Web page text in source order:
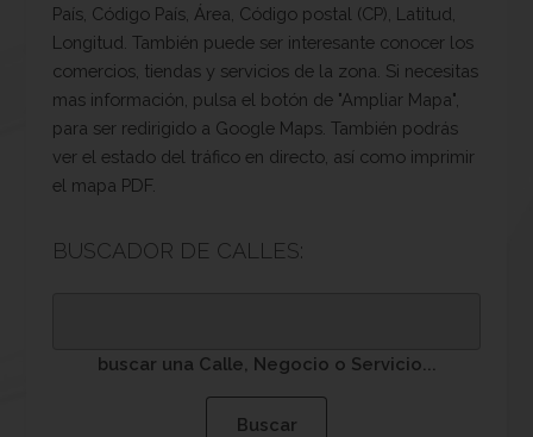
País, Código País, Área, Código postal (CP), Latitud,
Longitud. También puede ser interesante conocer los
comercios, tiendas y servicios de la zona. Si necesitas
mas información, pulsa el botón de "Ampliar Mapa",
para ser redirigido a Google Maps. También podrás
ver el estado del tráfico en directo, así como imprimir
el mapa PDF.
BUSCADOR DE CALLES:
buscar una Calle, Negocio o Servicio...